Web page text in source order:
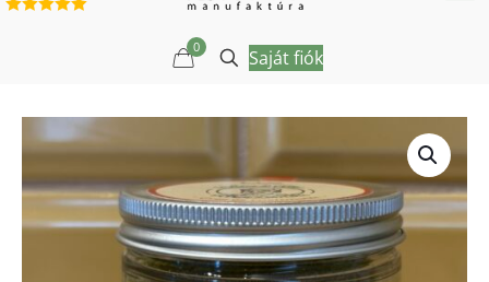
0 Saját fiók